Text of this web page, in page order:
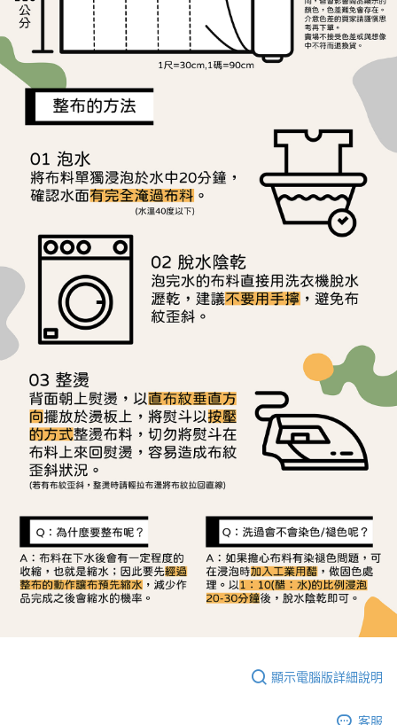
※ 交易是否成功請以「AFTEE先享後付 」之結帳頁面顯示為準，若有關於
是否繳費成功／繳費後需取消欲退款等相關疑問，請聯繫「AFTEE先享後付
客戶支援中心」 https://netprotections.freshdesk.com/support/home
【注意事項】
１．透過由恩沛科技股份有限公司提供之「AFTEE先享後付」服務完成之交
易，需依本服務之必要範圍內提供個人資料，並將交易相關給付款項請求債
權轉讓予恩沛科技股份有限公司。
https://aftee.tw/terms/#terms3
３．未成年的使用者請事先徵得法定代理人或監護人之同意方可使用
「AFTEE先享後付」，若未經同意申辦者引起之損失，本公司不負相關責
任。
４．使用「AFTEE先享後付」時，將依據個別帳號之用戶狀況，依本公司即
時審查核予不同之上限額度；若仍有額度不足之情形，本公司將視審查結果
請求用戶進行身份認證。
５．嚴禁一人註冊多個帳號或使用他人資訊註冊。若發現惡意使用之情形，
恩沛科技股份有限公司將有權停止該用戶之使用額度並採取法律行動。
離島宅配
每筆NT$240
顯示電腦版詳細說明
客服